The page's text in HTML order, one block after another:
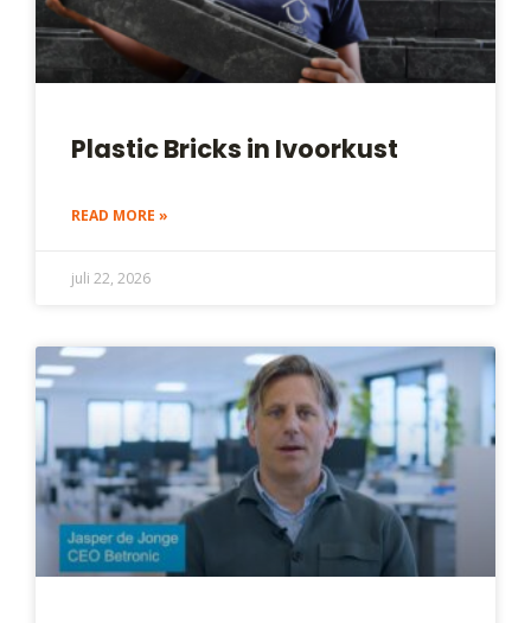
Plastic Bricks in Ivoorkust
READ MORE »
juli 22, 2026